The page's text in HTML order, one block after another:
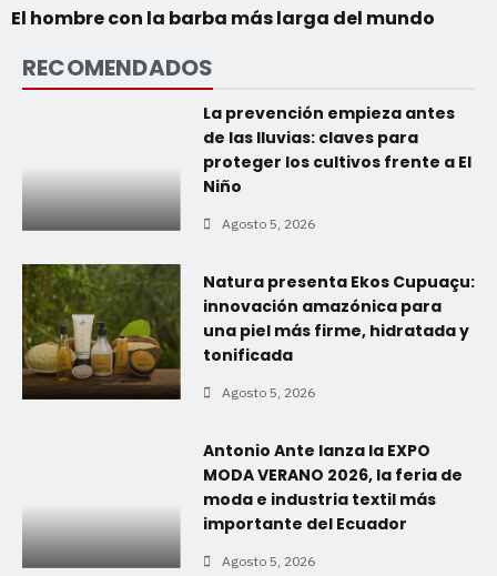
El hombre con la barba más larga del mundo
RECOMENDADOS
La prevención empieza antes
de las lluvias: claves para
proteger los cultivos frente a El
Niño
Agosto 5, 2026
Natura presenta Ekos Cupuaçu:
innovación amazónica para
una piel más firme, hidratada y
tonificada
Agosto 5, 2026
Antonio Ante lanza la EXPO
MODA VERANO 2026, la feria de
moda e industria textil más
importante del Ecuador
Agosto 5, 2026